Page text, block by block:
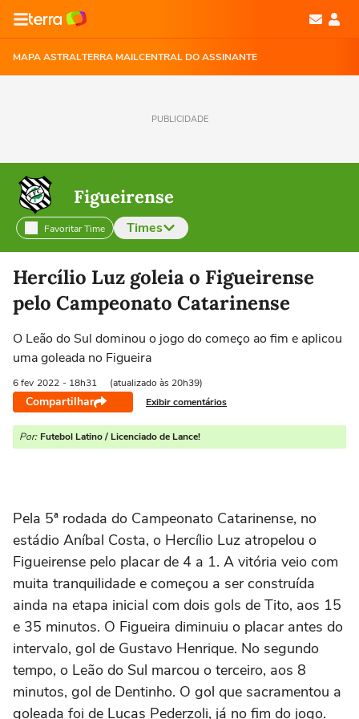
MAPA ASTRALTERRA MAILCENTRAL DO ASSINANTE
PUBLICIDADE
Figueirense
Favoritar Time Times
Selecione o time para ver as notícias
Hercílio Luz goleia o Figueirense
pelo Campeonato Catarinense
O Leão do Sul dominou o jogo do começo ao fim e aplicou
uma goleada no Figueira
6 fev 2022 - 18h31 (atualizado às 20h39)
Compartilhar Exibir comentários
Por: Futebol Latino / Licenciado de Lance!
Pela 5ª rodada do Campeonato Catarinense, no
estádio Aníbal Costa, o Hercílio Luz atropelou o
Figueirense pelo placar de 4 a 1. A vitória veio com
muita tranquilidade e começou a ser construída
ainda na etapa inicial com dois gols de Tito, aos 15
e 35 minutos. O Figueira diminuiu o placar antes do
intervalo, gol de Gustavo Henrique. No segundo
tempo, o Leão do Sul marcou o terceiro, aos 8
minutos, gol de Dentinho. O gol que sacramentou a
goleada foi de Lucas Pederzoli, já no fim do jogo.